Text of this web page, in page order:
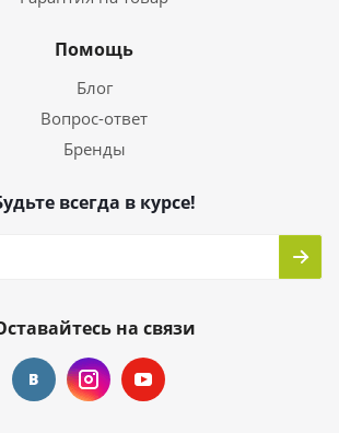
Помощь
Блог
Вопрос-ответ
Бренды
всегда в курсе!
на связи